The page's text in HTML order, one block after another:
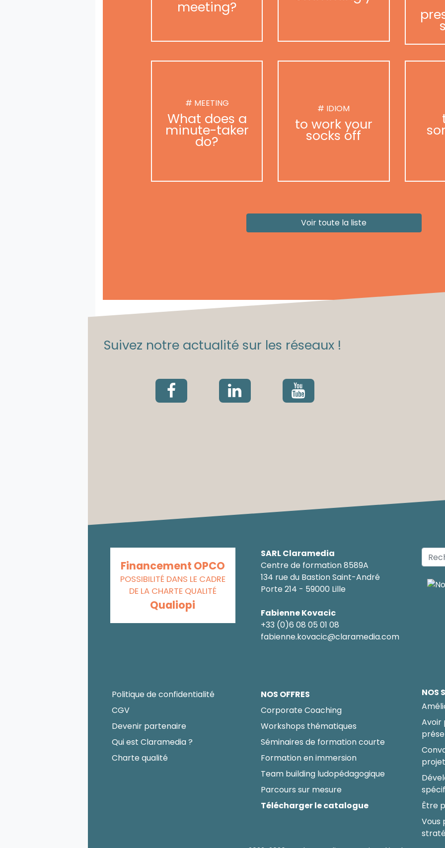
meeting?
# MEETING
What does a
minute-taker
do?
# IDIOM
to work your
socks off
Voir toute la liste
Suivez notre actualité sur les réseaux !
Financement OPCO
POSSIBILITÉ DANS LE CADRE
DE LA CHARTE QUALITÉ
Qualiopi
SARL Claramedia
Centre de formation 8589A
134 rue du Bastion Saint-André
Porte 214 - 59000 Lille
Fabienne Kovacic
+33 (0)6 08 05 01 08
fabienne.kovacic@claramedia.com
Politique de confidentialité
CGV
Devenir partenaire
Qui est Claramedia ?
Charte qualité
NOS OFFRES
Corporate Coaching
Workshops thématiques
Séminaires de formation courte
Formation en immersion
Team building ludopédagogique
Parcours sur mesure
Télécharger le catalogue
NOS
Avoir
projet
Être
Vous